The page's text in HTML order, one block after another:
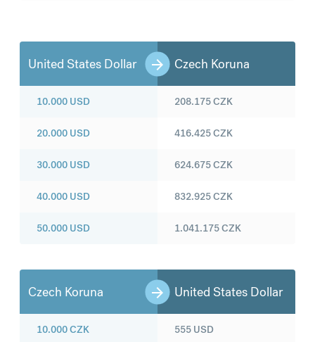
United States Dollar Czech Koruna
10.000 USD
20.000 USD
30.000 USD
40.000 USD
50.000 USD
208.175CZK
416.425CZK
624.675CZK
832.925CZK
1.041.175CZK
Czech Koruna United States Dollar
10.000CZK 555 USD